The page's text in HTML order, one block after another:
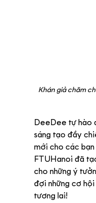
Khán giả chăm
DeeDee tự hào
sáng tạo đầy
mới cho các
FTUHanoi đã
cho những ý
đợi những cơ
tương lai!